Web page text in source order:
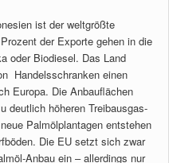
ist der weltgrößte
der Exporte gehen in die
oder Biodiesel. Das Land
Handelsschranken einen
Europa. Die Anbauflächen
deutlich höheren Treibausgas-
Palmölplantagen entstehen
Die EU setzt sich zwar
Anbau ein – allerdings nur